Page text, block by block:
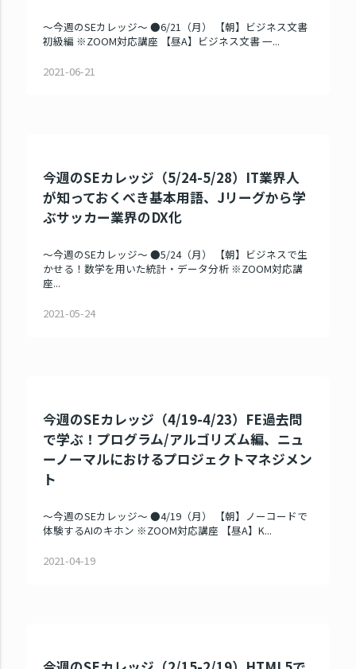
～今週のSEカレッジ～ ●6/21（月） 【朝】ビジネス文書
初級編 ※ZOOM対応講座 【昼A】ビジネス文書 一...
2021-06-21
今週のSEカレッジ（5/24-5/28）IT業界人
が知っておくべき基本用語、Jリーグから学
ぶサッカー業界のDX化
～今週のSEカレッジ～ ●5/24（月） 【朝】ビジネスで生
かせる！数学を用いた統計・データ分析 ※ZOOM対応講
座...
2021-05-24
今週のSEカレッジ（4/19-4/23）FE過去問
で学ぶ！プログラム/アルゴリズム編、ニュ
ーノーマルにおけるプロジェクトマネジメン
ト
～今週のSEカレッジ～ ●4/19（月） 【朝】ノーコードで
体験するAIのキホン ※ZOOM対応講座 【昼A】K...
2021-04-19